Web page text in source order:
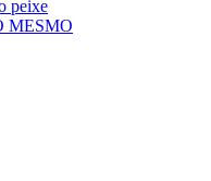
peixe
MESMO